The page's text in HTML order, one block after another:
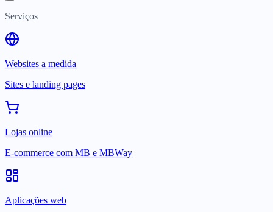
Serviços
Websites a medida
Sites e landing pages
Lojas online
E-commerce com MB e MBWay
Aplicações web